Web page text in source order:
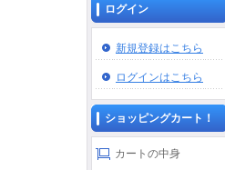
ログイン
新規登録はこちら
ログインはこちら
ショッピングカート！
カートの中身